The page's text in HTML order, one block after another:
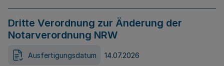
Dritte Verordnung zur Änderung der
Notarverordnung NRW
Ausfertigungsdatum 14.07.2026